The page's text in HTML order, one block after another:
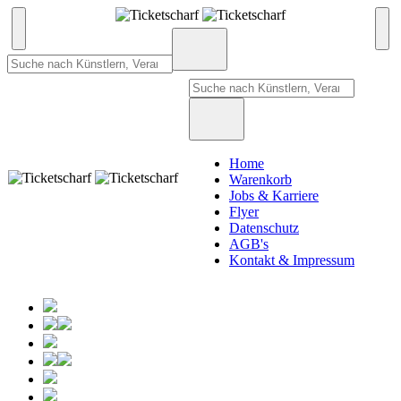
Home
Warenkorb
Jobs & Karriere
Flyer
Datenschutz
AGB's
Kontakt & Impressum